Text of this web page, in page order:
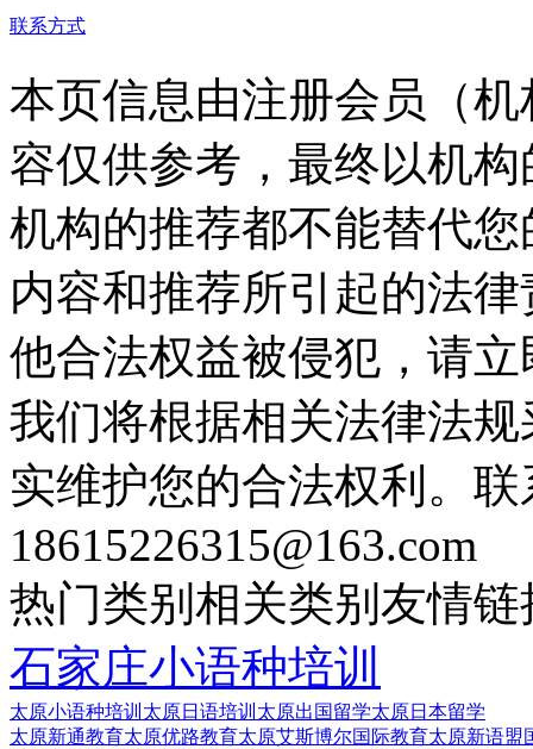
联系方式
本页信息由注册会员（
容仅供参考，最终以机
机构的推荐都不能替代
内容和推荐所引起的法
他合法权益被侵犯，请
我们将根据相关法律法
实维护您的合法权利。
18615226315@163.com
热门类别 相关类别 友情链
石家庄小语种培训
太原小语种培训 太原日语培训 太原出国留学太原日本留学
太原新通教育太原优路教育太原艾斯博尔国际教育太原新语盟